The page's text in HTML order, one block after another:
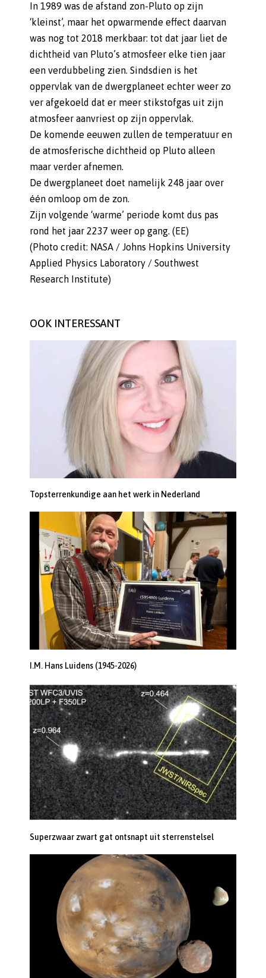
In 1989 was de afstand zon-Pluto op zijn
‘kleinst’, maar het opwarmende effect daarvan
was nog tot 2018 merkbaar: tot dat jaar liet de
dichtheid van Pluto’s atmosfeer elke tien jaar
een verdubbeling zien. Sindsdien is het
oppervlak van de dwergplaneet echter weer zo
ver afgekoeld dat er meer stikstofgas uit zijn
atmosfeer aanvriest op zijn oppervlak.
De komende eeuwen zullen de temperatuur en
de atmosferische dichtheid op Pluto alleen
maar verder afnemen.
De dwergplaneet doet namelijk 248 jaar over
één omloop om de zon.
Zijn volgende ‘warme’ periode komt dus pas
rond het jaar 2237 weer op gang. (EE)
(Photo credit: NASA / Johns Hopkins University
Applied Physics Laboratory / Southwest
Research Institute)
OOK INTERESSANT
Topsterrenkundige aan het werk in Nederland
I.M. Hans Luidens (1945-2026)
Superzwaar zwart gat ontsnapt uit sterrenstelsel